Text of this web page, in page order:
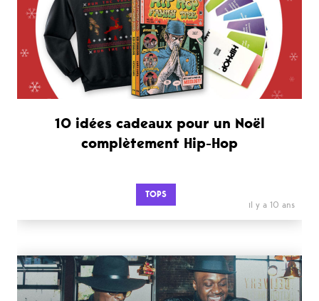
10 idées cadeaux pour un Noël
complètement Hip-Hop
TOPS
il y a 10 ans